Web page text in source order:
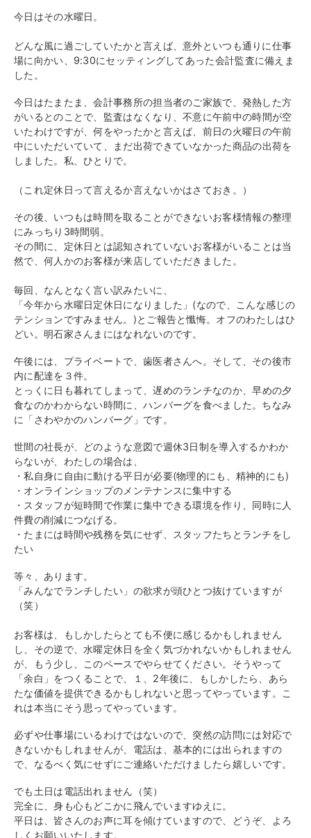
今日はその水曜日。
どんな風に過ごしていたかと言えば、意外といつも通りに仕事
場に向かい、9:30にセッティングしてあった会計監査に備えま
した。
今日はたまたま、会計事務所の担当者のご家族で、発熱した方
がいるとのことで、 監査はなくなり、不意に午前中の時間が空
いたわけですが、何をやったかと言えば、前日の火曜日の午前
中にいただいていて、
まだ出荷できていなかった商品の出荷を
しました。 私、ひとりで。
（これ定休日って言えるか言えないかはさておき。）
その後、 いつもは時間を取ることができないお客様情報の整理
にみっちり3時間弱。
その間に、 定休日とは認知されていないお客様がいることは当
然で、 何人かのお客様が来店していただきました。
毎回、なんとなく言い訳みたいに、
「今年から水曜日定休日になりました」(なので、
こんな感じの
テンションですみません。)とご報告と懺悔。 オフのわたしはひ
どい。明石家さんまにはなれないのです。
午後には、プライベートで、歯医者さんへ。そして、その後市
内に配達を３件。
とっくに日も暮れてしまって、遅めのランチなのか、早めの夕
食なのかわからない時間に、ハンバーグを食べました。ちなみ
に「さわやかのハンバーグ」です。
世間の社長が、
どのような意図で週休3日制を導入するかわか
らないが、 わたしの場合は、
・私自身に自由に動ける平日が必要(物理的にも、精神的にも)
・オンラインショップのメンテナンスに集中する
・スタッフが短時間で作業に集中できる環境を作り、 同時に人
件費の削減につなげる。
・たまには時間や残務を気にせず、スタッフたちとランチをし
たい
等々、あります。
「みんなでランチしたい」の欲求が頭ひとつ抜けていますが
（笑）
お客様は、もしかしたらとても不便に感じるかもしれません
し、その逆で、水曜定休日を全く気づかれないかもしれません
が、もう少し、
このペースでやらせてください。そうやって
「余白」をつくることで、１、2年後に、もしかしたら、あら
たな価値を提供できるかもしれないと思ってやっています。こ
れは本当にそう思ってやっています。
必ずや仕事場にいるわけではないので、 突然の訪問には対応で
きないかもしれませんが、電話は、 基本的には出られますの
で、 なるべく気にせずにご連絡いただけましたら嬉しいです。
でも土日は電話出れません（笑）
完全に、身も心もどこかに飛んでいますゆえに。
平日は、皆さんのお声に耳を傾けていますので、どうぞ、
よろ
しくお願いいたします。